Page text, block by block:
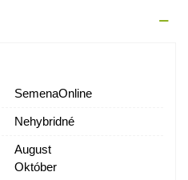
SemenaOnline
Nehybridné
August
Október